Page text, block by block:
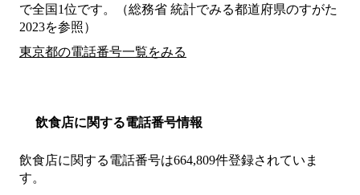
で全国1位です。（総務省 統計でみる都道府県のすがた
2023を参照）
東京都の電話番号一覧をみる
飲食店に関する電話番号情報
飲食店に関する電話番号は664,809件登録されていま
す。